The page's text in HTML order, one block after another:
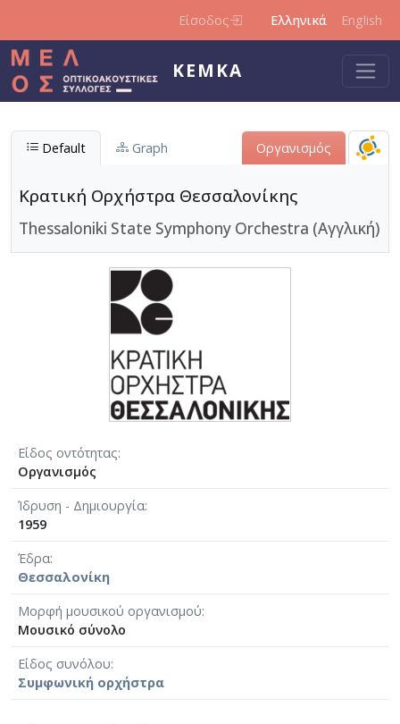
Είσοδος Ελληνικά English
ΚΕΜΚΑ
Default Graph Οργανισμός
Κρατική Ορχήστρα Θεσσαλονίκης
Thessaloniki State Symphony Orchestra (Αγγλική)
Είδος οντότητας
Οργανισμός
Ίδρυση - Δημιουργία
1959
Έδρα
Θεσσαλονίκη
Μορφή μουσικού οργανισμού
Μουσικό σύνολο
Είδος συνόλου
Συμφωνική ορχήστρα